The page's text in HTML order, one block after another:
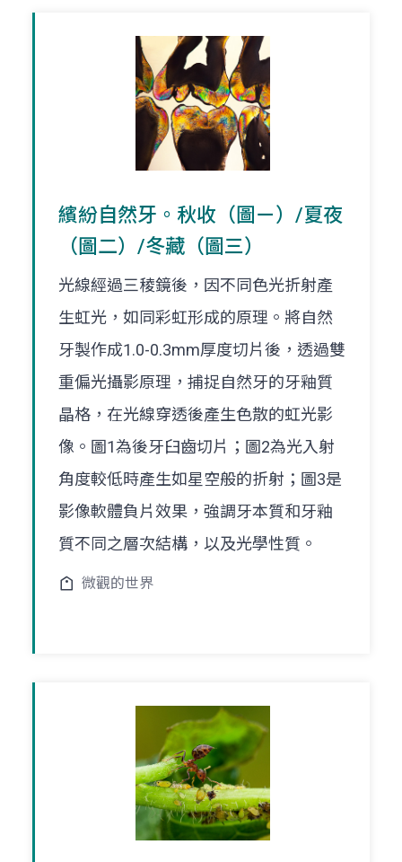
繽紛自然牙。秋收（圖ㄧ）/夏夜
（圖二）/冬藏（圖三）
光線經過三稜鏡後，因不同色光折射產
生虹光，如同彩虹形成的原理。將自然
牙製作成1.0-0.3mm厚度切片後，透過雙
重偏光攝影原理，捕捉自然牙的牙釉質
晶格，在光線穿透後產生色散的虹光影
像。圖1為後牙臼齒切片；圖2為光入射
角度較低時產生如星空般的折射；圖3是
影像軟體負片效果，強調牙本質和牙釉
質不同之層次結構，以及光學性質。
微觀的世界